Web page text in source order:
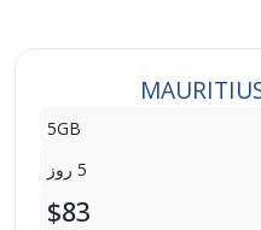
5GB
5 روز
$83